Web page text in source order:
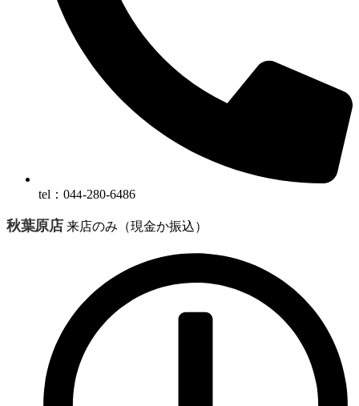
tel：044-280-6486
秋葉原店 来店のみ（現金か振込）